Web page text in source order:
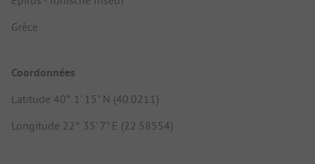
Grèce
Coordonnées
Latitude 40° 1' 15" N (40.0211)
Longitude 22° 35' 7" E (22.58554)